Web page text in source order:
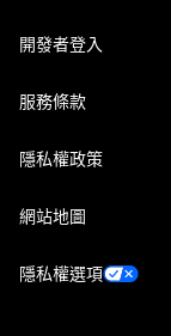
開發者登入
服務條款
隱私權政策
網站地圖
隱私權選項